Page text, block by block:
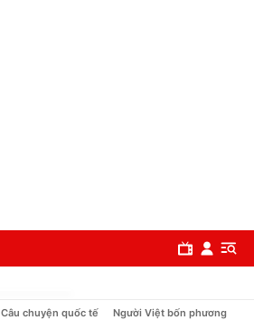
Câu chuyện quốc tế Người Việt bốn phương